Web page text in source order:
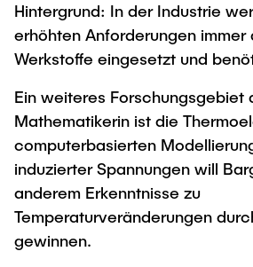
Hintergrund: In der Industrie
erhöhten Anforderungen immer
Werkstoffe eingesetzt und
Ein weiteres Forschungsgebiet
Mathematikerin ist die
computerbasierten
induzierter Spannungen will
anderem Erkenntnisse zu
Temperaturveränderungen
gewinnen.